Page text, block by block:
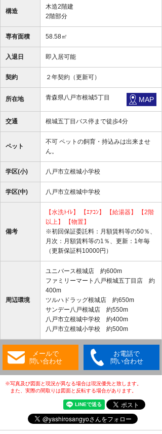
構造
木造2階建
2階部分
専有面積 58.58㎡
入退日 即入居可能
契約 ２年契約（更新可）
所在地 青森県八戸市根城5丁目 MAP
交通 根城五丁目バス停まで徒歩4分
ペット
不可 ペットの飼育・持込みは出来ませ
ん。
学区(小) 八戸市立根城小学校
学区(中) 八戸市立根城中学校
備考
【水洗ﾄｲﾚ】 【ｴｱｺﾝ】 【給湯器】
【2階
以上】
【物置】
※初回保証委託料：月額賃料等の50％、
月次：月額賃料等の1％、更新：1年毎
（更新保証料10000円）
周辺環境
ユニバース根城店 約600m
ファミリーマート八戸根城五丁目店 約
400m
ツルハドラッグ根城店 約650m
サンデー八戸根城店 約550m
八戸市立根城中学校 約400m
八戸市立根城小学校 約500m
メールで
問い合わせ
お電話で
問い合わせ
※写真及び図面と現況が異なる場合は現況優先と致します。
また、実際の間取りは図面と反転する場合があります。